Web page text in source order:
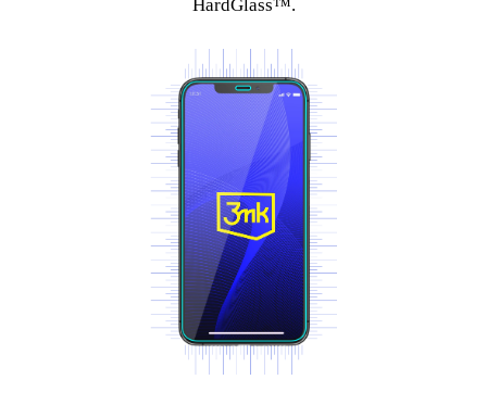
HardGlass™.